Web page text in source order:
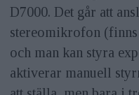
D7000. Det går att
stereomikrofon
och man kan styra
aktiverar manuell